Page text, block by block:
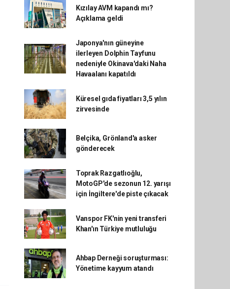
Kızılay AVM kapandı mı?
Açıklama geldi
Japonya'nın güneyine
ilerleyen Dolphin Tayfunu
nedeniyle Okinava'daki Naha
Havaalanı kapatıldı
Küresel gıda fiyatları 3,5 yılın
zirvesinde
Belçika, Grönland'a asker
gönderecek
Toprak Razgatlıoğlu,
MotoGP'de sezonun 12. yarışı
için İngiltere'de piste çıkacak
Vanspor FK'nin yeni transferi
Khan'ın Türkiye mutluluğu
Ahbap Derneği soruşturması:
Yönetime kayyum atandı